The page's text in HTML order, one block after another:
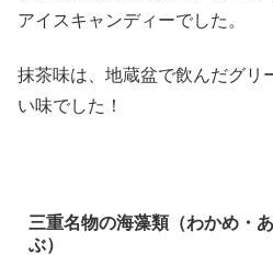
アイスキャンディーでした。
抹茶味は、地蔵盆で飲んだグリ
い味でした！
三重名物の海藻類（わかめ・
ぶ）